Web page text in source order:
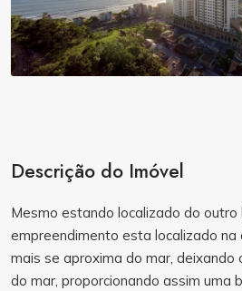
Descrição do Imóvel
Mesmo estando localizado do
empreendimento esta localizado na
mais se aproxima do mar, deixando
do mar, proporcionando assim uma